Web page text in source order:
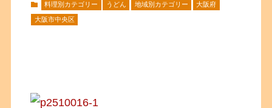
料理別カテゴリー うどん 地域別カテゴリー 大阪府
大阪市中央区